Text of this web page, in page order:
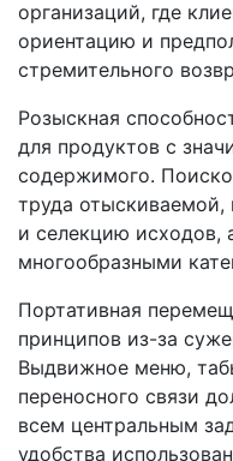
организаций, где
ориентацию и
стремительного
Розыскная
для продуктов с
содержимого.
труда отыскиваемой,
и селекцию исходов,
многообразными
Портативная
принципов из-за
Выдвижное меню,
переносного связи
всем центральным
удобства